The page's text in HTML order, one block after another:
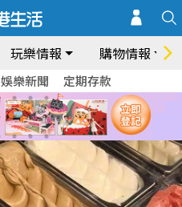
玩樂情報 購物情報
娛樂新聞 定期存款